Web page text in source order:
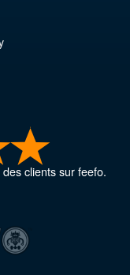
clients sur feefo.